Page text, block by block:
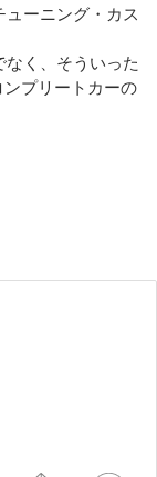
ーニング・カス
く、そういった
プリートカーの